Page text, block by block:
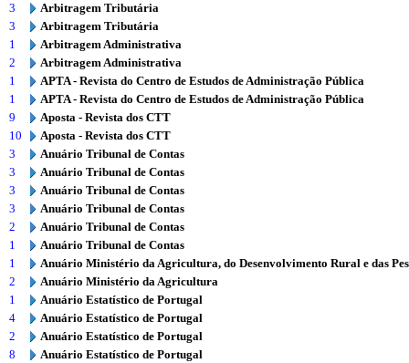
3
Arbitragem Tributária
3
Arbitragem Tributária
1
Arbitragem Administrativa
2
Arbitragem Administrativa
1
APTA - Revista do Centro de Estudos de Administração Pública
1
APTA - Revista do Centro de Estudos de Administração Pública
9
Aposta - Revista dos CTT
10
Aposta - Revista dos CTT
3
Anuário Tribunal de Contas
3
Anuário Tribunal de Contas
3
Anuário Tribunal de Contas
3
Anuário Tribunal de Contas
2
Anuário Tribunal de Contas
1
Anuário Tribunal de Contas
1
Anuário Ministério da Agricultura, do Desenvolvimento Rural e das
2
Anuário Ministério da Agricultura
1
Anuário Estatístico de Portugal
4
Anuário Estatístico de Portugal
2
Anuário Estatístico de Portugal
8
Anuário Estatístico de Portugal